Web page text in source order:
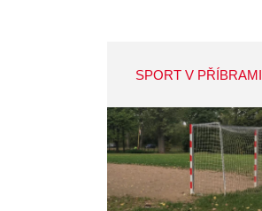
SPORT V PŘÍBRAMI